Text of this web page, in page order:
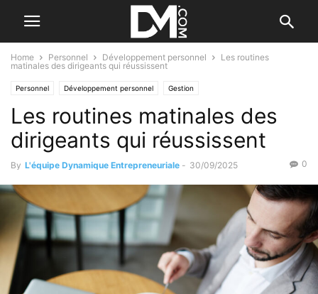
Home Personnel Développement personnel
Les routines
matinales des dirigeants qui réussissent
Personnel Développement personnel Gestion
Gestion du temps et du stress Management Par des dirigeants
Santé et bien-être
Les routines matinales des
dirigeants qui réussissent
By L'équipe Dynamique Entrepreneuriale - 30/09/2025 0